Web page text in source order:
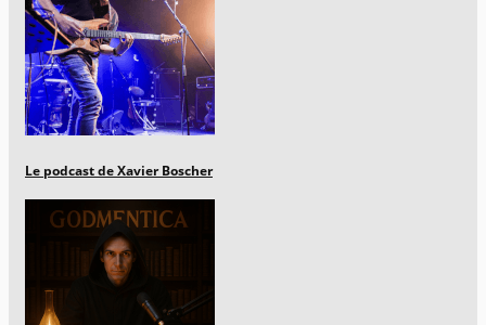
Le podcast de Xavier Boscher